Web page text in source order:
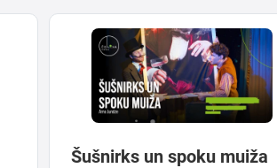
Šušnirks un spoku muiža